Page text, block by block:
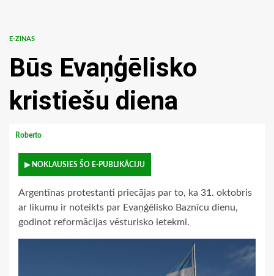
E-ZIŅAS
Būs Evaņģēlisko
kristiešu diena
Roberto
▶ NOKLAUSIES ŠO E-PUBLIKĀCIJU
Argentīnas protestanti priecājas par to, ka 31. oktobris
ar likumu ir noteikts par Evaņģēlisko Baznīcu dienu,
godinot reformācijas vēsturisko ietekmi.